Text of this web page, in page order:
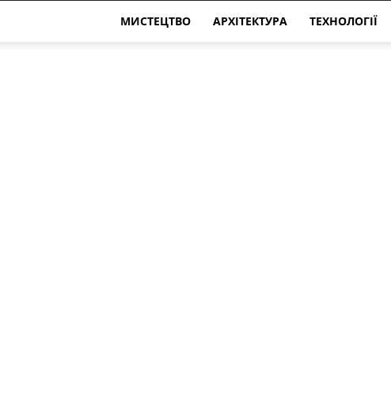
МИСТЕЦТВО АРХІТЕКТУРА ТЕХНОЛОГІЇ